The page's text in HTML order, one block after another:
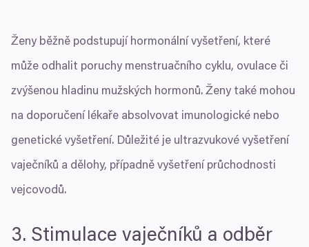
Ženy běžně podstupují hormonální vyšetření, které
může odhalit poruchy menstruačního cyklu, ovulace či
zvýšenou hladinu mužských hormonů. Ženy také mohou
na doporučení lékaře absolvovat imunologické nebo
genetické vyšetření. Důležité je ultrazvukové vyšetření
vaječníků a dělohy, případně vyšetření průchodnosti
vejcovodů.
3. Stimulace vaječníků a odběr